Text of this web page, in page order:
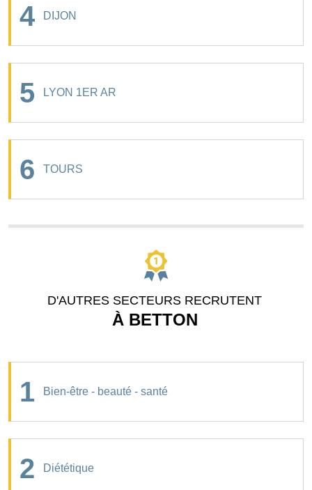
4 DIJON
5 LYON 1ER AR
6 TOURS
D'AUTRES SECTEURS RECRUTENT
À BETTON
1 Bien-être - beauté - santé
2 Diététique